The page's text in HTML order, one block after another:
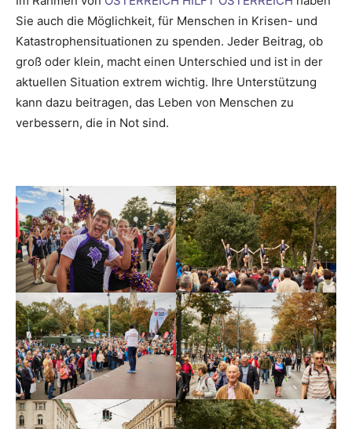
Sie auch die Möglichkeit, für Menschen in Krisen- und
Katastrophensituationen zu spenden. Jeder Beitrag, ob
groß oder klein, macht einen Unterschied und ist in der
aktuellen Situation extrem wichtig. Ihre Unterstützung
kann dazu beitragen, das Leben von Menschen zu
verbessern, die in Not sind.